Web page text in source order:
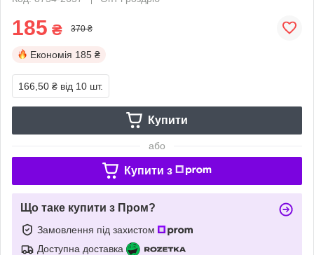
185 ₴ 370 ₴
Економія 185 ₴
166,50 ₴ від 10 шт.
Купити
або
Купити з
Що таке купити з Пром?
Замовлення під захистом
Доступна доставка